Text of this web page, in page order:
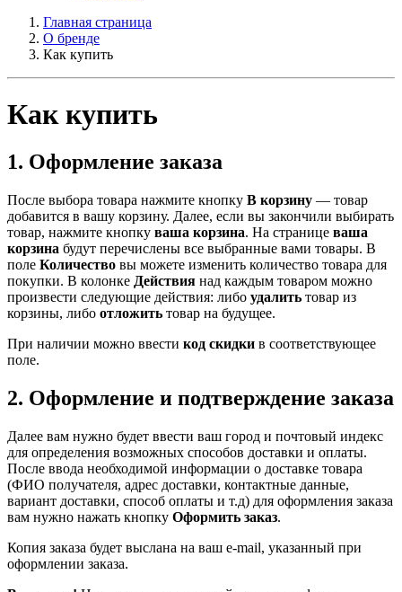
Главная страница
О бренде
Как купить
Как купить
1. Оформление заказа
После выбора товара нажмите кнопку В корзину — товар
добавится в вашу корзину. Далее, если вы закончили выбирать
товар, нажмите кнопку ваша корзина. На странице ваша
корзина будут перечислены все выбранные вами товары. В
поле Количество вы можете изменить количество товара для
покупки. В колонке Действия над каждым товаром можно
произвести следующие действия: либо удалить товар из
корзины, либо отложить товар на будущее.
При наличии можно ввести код скидки в соответствующее
поле.
2. Оформление и подтверждение заказа
Далее вам нужно будет ввести ваш город и почтовый индекс
для определения возможных способов доставки и оплаты.
После ввода необходимой информации о доставке товара
(ФИО получателя, адрес доставки, контактные данные,
вариант доставки, способ оплаты и т.д) для оформления заказа
вам нужно нажать кнопку Оформить заказ.
Копия заказа будет выслана на ваш e-mail, указанный при
оформлении заказа.